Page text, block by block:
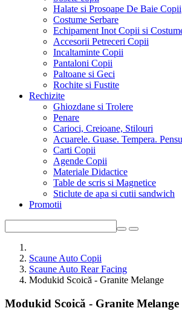
Halate si Prosoape De Baie Copii
Costume Serbare
Echipament Inot Copii si
Accesorii Petreceri Copii
Incaltaminte Copii
Pantaloni Copii
Paltoane si Geci
Rochite si Fustite
Rechizite
Ghiozdane si Trolere
Penare
Carioci, Creioane, Stilouri
Acuarele. Guase. Tempera.
Carti Copii
Agende Copii
Materiale Didactice
Table de scris si Magnetice
Sticlute de apa si cutii sandwich
Promotii
Scaune Auto Copii
Scaune Auto Rear Facing
Modukid Scoică - Granite Melange
Modukid Scoică - Granite Melange